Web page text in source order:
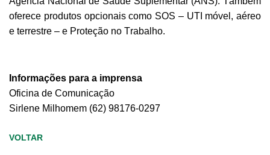
oferece produtos opcionais como SOS – UTI móvel, aéreo
e terrestre – e Proteção no Trabalho.
Informações para a imprensa
Oficina de Comunicação
Sirlene Milhomem (62) 98176-0297
VOLTAR